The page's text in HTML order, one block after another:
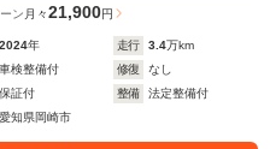
ン 月々21,900円
2024年 走行 3.4万km
車検整備付 修復
なし
保証付 整備
法定整備付
愛知県岡崎市